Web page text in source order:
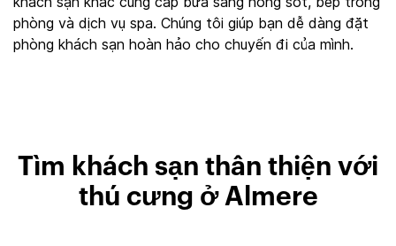
phòng và dịch vụ spa. Chúng tôi giúp bạn dễ dàng đặt
phòng khách sạn hoàn hảo cho chuyến đi của mình.
Tìm khách sạn thân thiện với
thú cưng ở Almere